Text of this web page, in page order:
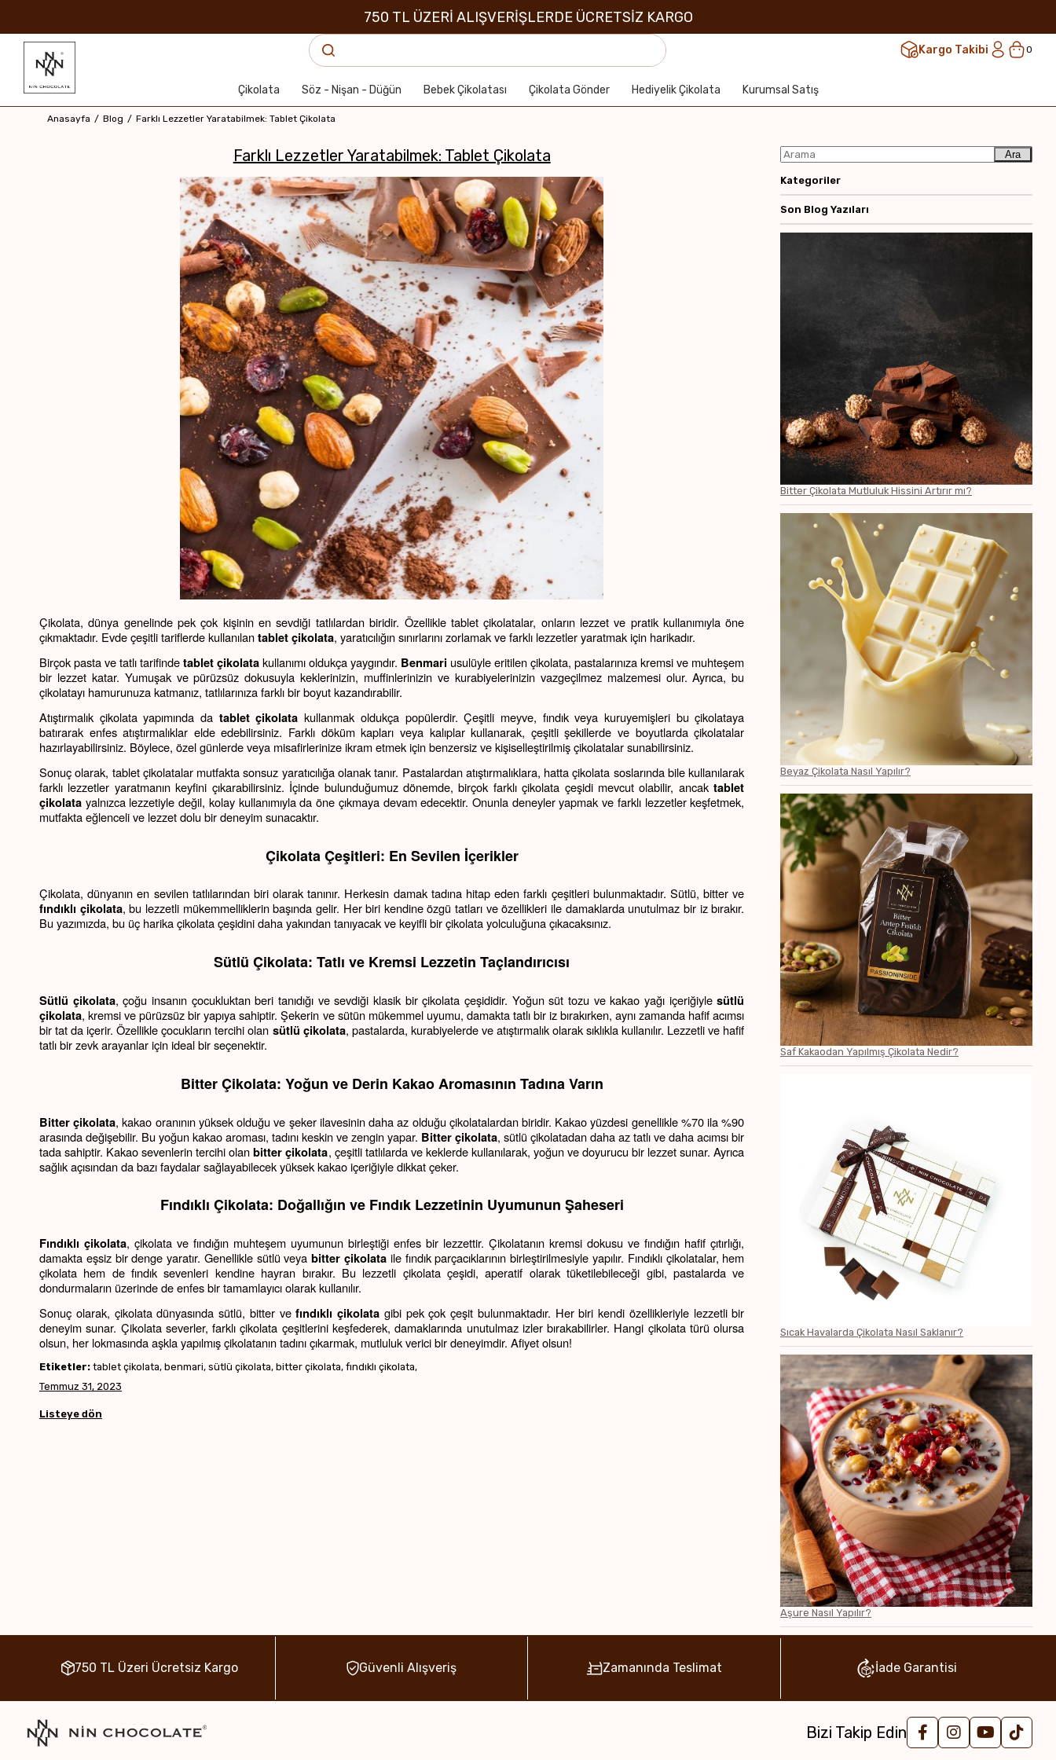
750 TL ÜZERİ ALIŞVERİŞLERDE ÜCRETSİZ KARGO
Kargo Takibi 0
Çikolata Söz - Nişan - Düğün Bebek Çikolatası Çikolata Gönder Hediyelik Çikolata Kurumsal Satış
Anasayfa Blog Farklı Lezzetler Yaratabilmek: Tablet Çikolata
Farklı Lezzetler Yaratabilmek: Tablet Çikolata
Çikolata, dünya genelinde pek çok kişinin en sevdiği tatlılardan biridir. Özellikle tablet çikolatalar, onların lezzet ve pratik kullanımıyla öne
çıkmaktadır. Evde çeşitli tariflerde kullanılan tablet çikolata, yaratıcılığın sınırlarını zorlamak ve farklı lezzetler yaratmak için harikadır.
Birçok pasta ve tatlı tarifinde tablet çikolata kullanımı oldukça yaygındır. Benmari usulüyle eritilen çikolata, pastalarınıza kremsi ve muhteşem
bir lezzet katar. Yumuşak ve pürüzsüz dokusuyla keklerinizin, muffinlerinizin ve kurabiyelerinizin vazgeçilmez malzemesi olur. Ayrıca, bu
çikolatayı hamurunuza katmanız, tatlılarınıza farklı bir boyut kazandırabilir.
Atıştırmalık çikolata yapımında da tablet çikolata kullanmak oldukça popülerdir. Çeşitli meyve, fındık veya kuruyemişleri bu çikolataya
batırarak enfes atıştırmalıklar elde edebilirsiniz. Farklı döküm kapları veya kalıplar kullanarak, çeşitli şekillerde ve boyutlarda çikolatalar
hazırlayabilirsiniz. Böylece, özel günlerde veya misafirlerinize ikram etmek için benzersiz ve kişiselleştirilmiş çikolatalar sunabilirsiniz.
Sonuç olarak, tablet çikolatalar mutfakta sonsuz yaratıcılığa olanak tanır. Pastalardan atıştırmalıklara, hatta çikolata soslarında bile kullanılarak
farklı lezzetler yaratmanın keyfini çıkarabilirsiniz. İçinde bulunduğumuz dönemde, birçok farklı çikolata çeşidi mevcut olabilir, ancak tablet
çikolata yalnızca lezzetiyle değil, kolay kullanımıyla da öne çıkmaya devam edecektir. Onunla deneyler yapmak ve farklı lezzetler keşfetmek,
mutfakta eğlenceli ve lezzet dolu bir deneyim sunacaktır.
Çikolata Çeşitleri: En Sevilen İçerikler
fındıklı çikolata, bu lezzetli mükemmelliklerin başında gelir. Her biri kendine özgü tatları ve özellikleri ile damaklarda unutulmaz bir iz bırakır.
Bu yazımızda, bu üç harika çikolata çeşidini daha yakından tanıyacak ve keyifli bir çikolata yolculuğuna çıkacaksınız.
Sütlü Çikolata: Tatlı ve Kremsi Lezzetin Taçlandırıcısı
Sütlü çikolata, çoğu insanın çocukluktan beri tanıdığı ve sevdiği klasik bir çikolata çeşididir. Yoğun süt tozu ve kakao yağı içeriğiyle sütlü
çikolata, kremsi ve pürüzsüz bir yapıya sahiptir. Şekerin ve sütün mükemmel uyumu, damakta tatlı bir iz bırakırken, aynı zamanda hafif acımsı
bir tat da içerir. Özellikle çocukların tercihi olan sütlü çikolata, pastalarda, kurabiyelerde ve atıştırmalık olarak sıklıkla kullanılır. Lezzetli ve hafif
tatlı bir zevk arayanlar için ideal bir seçenektir.
Bitter Çikolata: Yoğun ve Derin Kakao Aromasının Tadına Varın
Bitter çikolata, kakao oranının yüksek olduğu ve şeker ilavesinin daha az olduğu çikolatalardan biridir. Kakao yüzdesi genellikle %70 ila %90
arasında değişebilir. Bu yoğun kakao aroması, tadını keskin ve zengin yapar. Bitter çikolata, sütlü çikolatadan daha az tatlı ve daha acımsı bir
tada sahiptir. Kakao sevenlerin tercihi olan bitter çikolata, çeşitli tatlılarda ve keklerde kullanılarak, yoğun ve doyurucu bir lezzet sunar. Ayrıca
sağlık açısından da bazı faydalar sağlayabilecek yüksek kakao içeriğiyle dikkat çeker.
Fındıklı Çikolata: Doğallığın ve Fındık Lezzetinin Uyumunun Şaheseri
Fındıklı çikolata, çikolata ve fındığın muhteşem uyumunun birleştiği enfes bir lezzettir. Çikolatanın kremsi dokusu ve fındığın hafif çıtırlığı,
damakta eşsiz bir denge yaratır. Genellikle sütlü veya bitter çikolata ile fındık parçacıklarının birleştirilmesiyle yapılır. Fındıklı çikolatalar, hem
çikolata hem de fındık sevenleri kendine hayran bırakır. Bu lezzetli çikolata çeşidi, aperatif olarak tüketilebileceği gibi, pastalarda ve
dondurmaların üzerinde de enfes bir tamamlayıcı olarak kullanılır.
Sonuç olarak, çikolata dünyasında sütlü, bitter ve fındıklı çikolata gibi pek çok çeşit bulunmaktadır. Her biri kendi özellikleriyle lezzetli bir
deneyim sunar. Çikolata severler, farklı çikolata çeşitlerini keşfederek, damaklarında unutulmaz izler bırakabilirler. Hangi çikolata türü olursa
olsun, her lokmasında aşkla yapılmış çikolatanın tadını çıkarmak, mutluluk verici bir deneyimdir. Afiyet olsun!
Etiketler: tablet çikolata, benmari, sütlü çikolata, bitter çikolata, fındıklı çikolata,
Temmuz 31, 2023
Listeye dön
Ara
Kategoriler
Son Blog Yazıları
Bitter Çikolata Mutluluk Hissini Artırır mı?
Beyaz Çikolata Nasıl Yapılır?
Saf Kakaodan Yapılmış Çikolata Nedir?
Sıcak Havalarda Çikolata Nasıl Saklanır?
Aşure Nasıl Yapılır?
750 TL Üzeri Ücretsiz Kargo Güvenli Alışveriş Zamanında Teslimat İade Garantisi
Bizi Takip Edin